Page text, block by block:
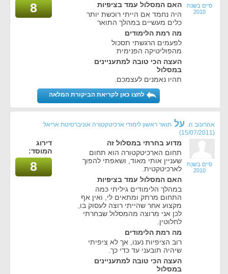
סיים בשנת
2010
האם המסלול עמד בציפיות
היה נחמד אם הייתי רוכשת יותר
כלים מעשיים במהלך התואר
מה רמת הלימודים
לפעמים הרגשתי תסכול
מהפוליטיקה הפנימית
העצה הכי טובה למתעניינים
במסלול
תהיו נאמנים לעצמכם.
8
לחצו כאן לקריאת הביקורת המלאה
אהרונוב ה. על תואר ראשון לימודי ארכיטקטורה אוניברסיטת אריאל
(15/07/2011)
סיים בשנת
2010
מדוע בחרתי במסלול זה
תחום הארכיטקטורה הוא תחום
שעניין אותי מאוד, ושאפתי להפוך
לארכיטקטית.
האם המסלול עמד בציפיות
במהלך הלימודים גיליתי כמה
התחום מרתק ומתאים לי, ואין אף
מקצוע אחר שהייתי רוצה לעסוק בו,
לכן אני מרוצה מהמסלול שבחרתי
לחלוטין.
מה רמת הלימודים
רוב הציפיות נענו, אך לא ציפיתי
שיהיה תובעני עד כדי כך.
העצה הכי טובה למתעניינים
במסלול
דירוג
המוסד:
8